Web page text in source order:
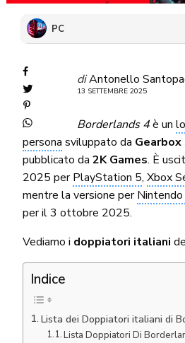
PC
diAntonello
13 SETTEMBRE 2025
Borderlands 4è un
persona sviluppato da
pubblicato da 2K Games. È
2025 perPlayStation 5,Xbox
mentre la versione per
per il 3 ottobre 2025.
Vediamo i doppiatori italiani
Indice
Lista dei Doppiatori italiani di
Lista Doppiatori Di